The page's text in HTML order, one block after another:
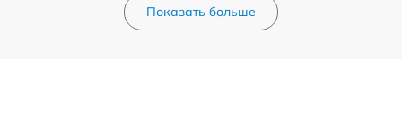
Показать больше